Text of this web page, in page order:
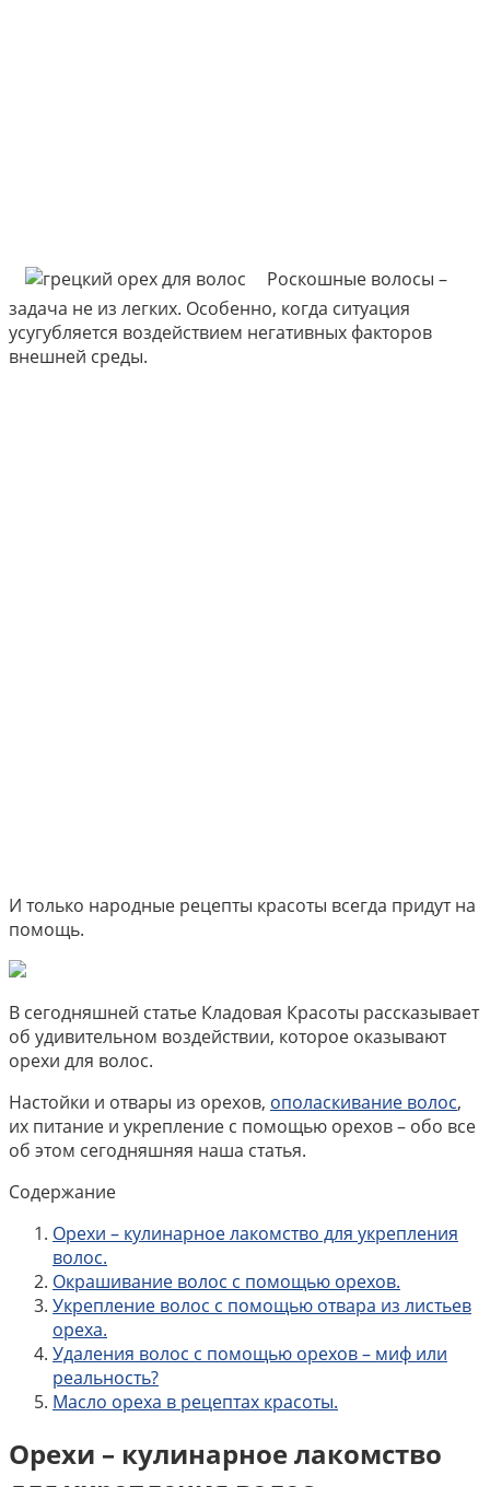
Роскошные волосы –
задача не из легких. Особенно, когда ситуация
усугубляется воздействием негативных факторов
внешней среды.
И только народные рецепты красоты всегда придут на
помощь.
В сегодняшней статье Кладовая Красоты рассказывает
об удивительном воздействии, которое оказывают
орехи для волос.
Настойки и отвары из орехов, ополаскивание волос,
их питание и укрепление с помощью орехов – обо все
об этом сегодняшняя наша статья.
Содержание
Орехи – кулинарное лакомство для укрепления
волос.
Окрашивание волос с помощью орехов.
Укрепление волос с помощью отвара из листьев
ореха.
Удаления волос с помощью орехов – миф или
реальность?
Масло ореха в рецептах красоты.
Орехи – кулинарное лакомство